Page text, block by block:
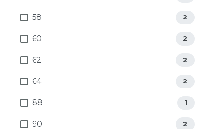
58 2
60 2
62 2
64 2
88 1
90 2